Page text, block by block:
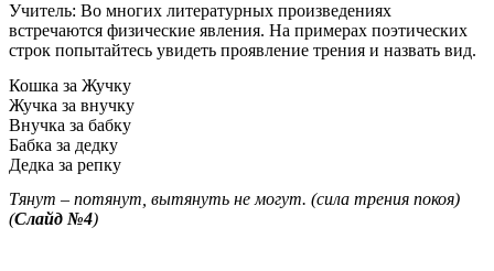
Учитель: Во многих литературных произведениях
встречаются физические явления. На примерах поэтических
строк попытайтесь увидеть проявление трения и назвать вид.
Кошка за Жучку
Жучка за внучку
Внучка за бабку
Бабка за дедку
Дедка за репку
Тянут – потянут, вытянуть не могут. (сила трения покоя)
(Слайд №4)